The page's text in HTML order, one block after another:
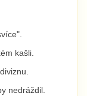
kašli.
nedráždil.